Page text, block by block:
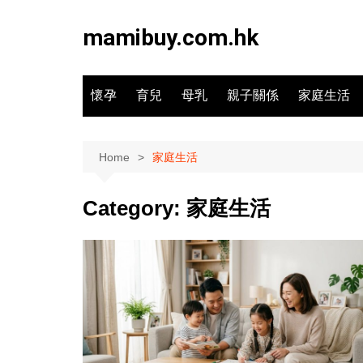
mamibuy.com.hk
懷孕 育兒 母乳 親子關係 家庭生活
Home 家庭生活
Category: 家庭生活